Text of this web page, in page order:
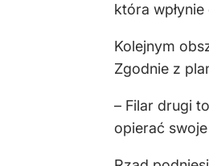
która
Kolejnym
Zgodnie z
– Filar drugi
opierać